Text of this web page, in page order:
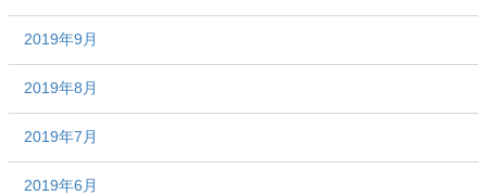
2019年9月
2019年8月
2019年7月
2019年6月